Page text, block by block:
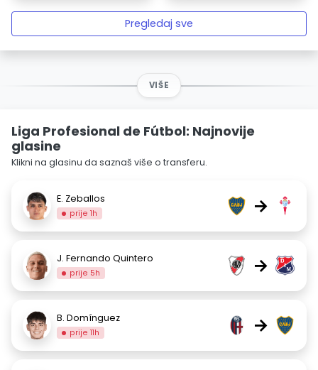
Pregledaj sve
VIŠE
Liga Profesional de Fútbol: Najnovije
glasine
Klikni na glasinu da saznaš više o transferu.
E. Zeballos
prije 1h →
J. Fernando Quintero
prije 5h →
B. Domínguez
prije 11h →